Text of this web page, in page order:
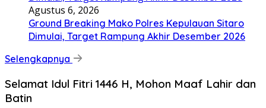
Agustus 6, 2026
Ground Breaking Mako Polres Kepulauan Sitaro
Dimulai, Target Rampung Akhir Desember 2026
Selengkapnya
Selamat Idul Fitri 1446 H, Mohon Maaf Lahir dan
Batin